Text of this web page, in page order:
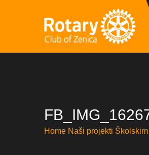
Home Naši projekti